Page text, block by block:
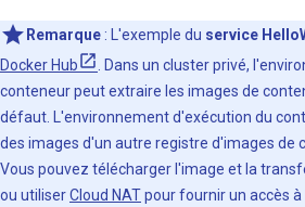
Remarque : L'exemple du service
Docker Hub
. Dans un cluster privé,
conteneur peut extraire les images de
défaut. L'environnement d'exécution du
des images d'un autre registre d'images de
Vous pouvez télécharger l'image et la
ou utiliserCloud NATpour fournir un accès